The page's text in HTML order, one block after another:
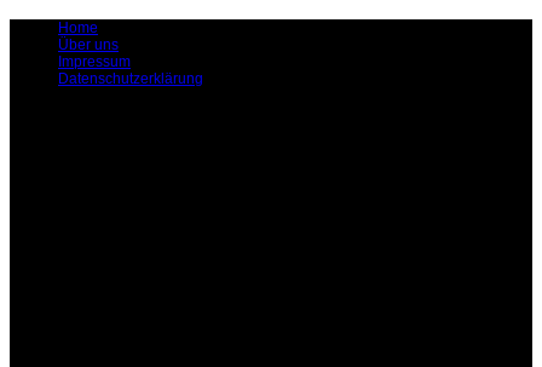
Home
Über uns
Impressum
Datenschutzerklärung